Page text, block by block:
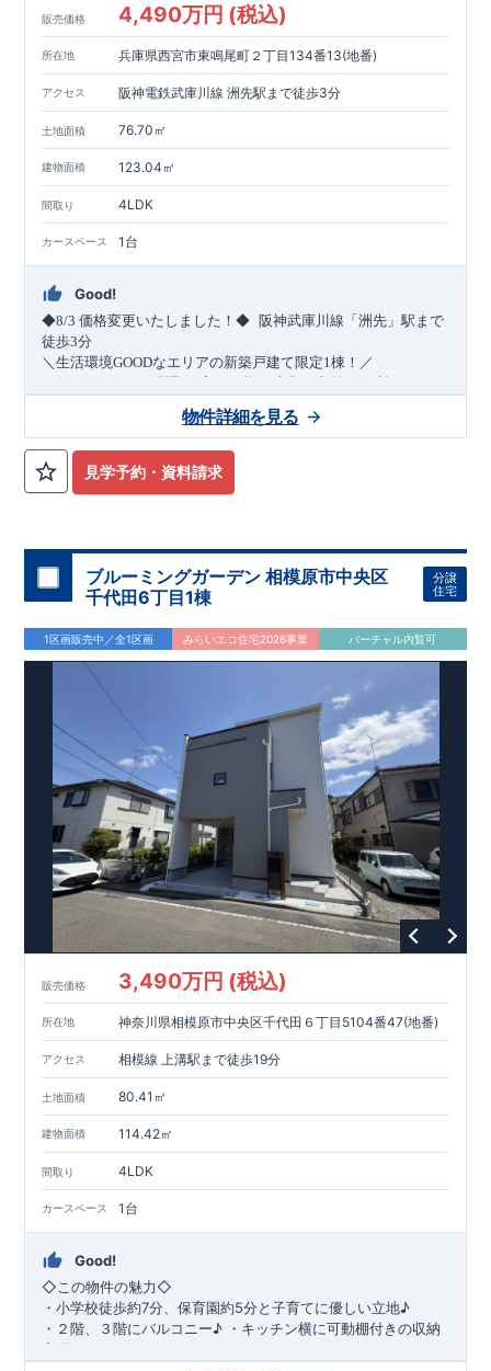
販売価格 4,490万円 (税込)
所在地 兵庫県西宮市東鳴尾町２丁目134番13(地番)
アクセス 阪神電鉄武庫川線 洲先駅まで徒歩3分
土地面積 76.70㎡
建物面積 123.04㎡
間取り 4LDK
カースペース 1台
Good!
◆8/3 価格変更いたしました！◆ ​阪神武庫川線 「洲先」駅まで
徒歩3分
＼生活環境GOODなエリアの新築戸建て限定1棟！／
・2部屋から行き来できる
・デザインと機能性を兼ね備えたオープンサニタリー
リビング全体を見渡せる
​
ーパー）徒歩10分 約787ｍ)​
・網戸
↓クリックすると特設ページにジャンプします↓
2024 年グッドデザイン賞 プロジェクト同時受賞
せる道」 ○第18回キッズデザイン賞受賞 ・2024年、東栄住宅
の新たな空間提案 「マルチエント ランス」が受賞いたしまし
た！
耐震等級最高等級3 ・数百年に一度の地震に耐える力
倍の耐震性！
ー採用で安心！ ○BELS ・エコ住宅としての性能評価を全号棟
が取得しています！ ○住宅性能評価ダブル取得 ・『設計』住
ております。
・『建設』住宅性能評価…評価を受けた図面通
りに施工されているか、建設までに計4回チェックが行われま
す。
平日・休日ご内覧可能です！
ぜひお気軽にお問い合わせください♪ 西宮営業所 TEL
0798-
38-1246​(定休日：火・水・年末年始
見学予約・資料請求
物件詳細を見る
ブルーミングガーデン 相模原市中央区
千代田6丁目1棟
分譲
住宅
1区画販売中／全1区画 みらいエコ住宅2026事業 バーチャル内覧可
販売価格 3,490万円 (税込)
所在地 神奈川県相模原市中央区千代田６丁目5104番47(地番)
アクセス 相模線 上溝駅まで徒歩19分
土地面積 80.41㎡
建物面積 114.42㎡
間取り 4LDK
カースペース 1台
Good!
◇ この物件の魅力◇
・小学校徒歩約7分、保育園約5分と子育てに優しい立地♪
・２階、３階にバルコニー♪ ・キッチン横に可動棚付きの収納
完備。